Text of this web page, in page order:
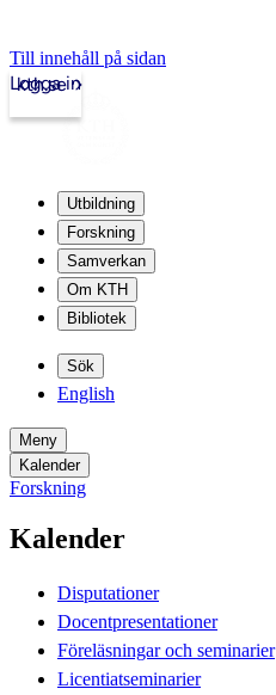
Till innehåll på sidan
kth.se
Logga in
Utbildning
Forskning
Samverkan
Om KTH
Bibliotek
Sök
English
Meny
Kalender
Forskning
Kalender
Disputationer
Docentpresentationer
Föreläsningar och seminarier
Licentiatseminarier